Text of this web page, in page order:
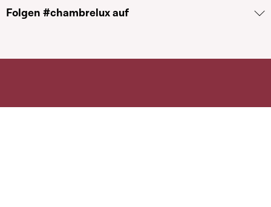
Folgen #chambrelux auf